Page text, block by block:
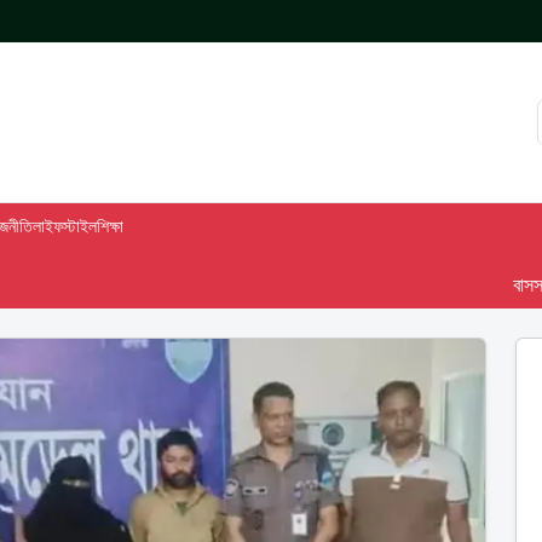
লাইফস্টাইলশিক্ষা
বাসস